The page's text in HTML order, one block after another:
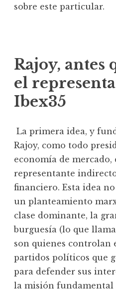
sobre este particular.
Rajoy, antes
el
Ibex35
La primera idea, y
Rajoy, como todo
economía de mercado,
representante
financiero. Esta idea
un planteamiento
clase dominante, la
burguesía (lo que
son quienes controlan
partidos políticos que
para defender sus
la misión fundamental